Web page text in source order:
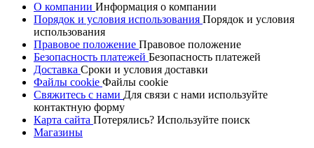
О компании Информация о компании
Порядок и условия использования Порядок и условия
использования
Правовое положение Правовое положениe
Безопасность платежей Безопасность платежей
Доставка Сроки и условия доставки
Файлы cookie Файлы cookie
Свяжитесь с нами Для связи с нами используйте
контактную форму
Карта сайта Потерялись? Используйте поиск
Магазины